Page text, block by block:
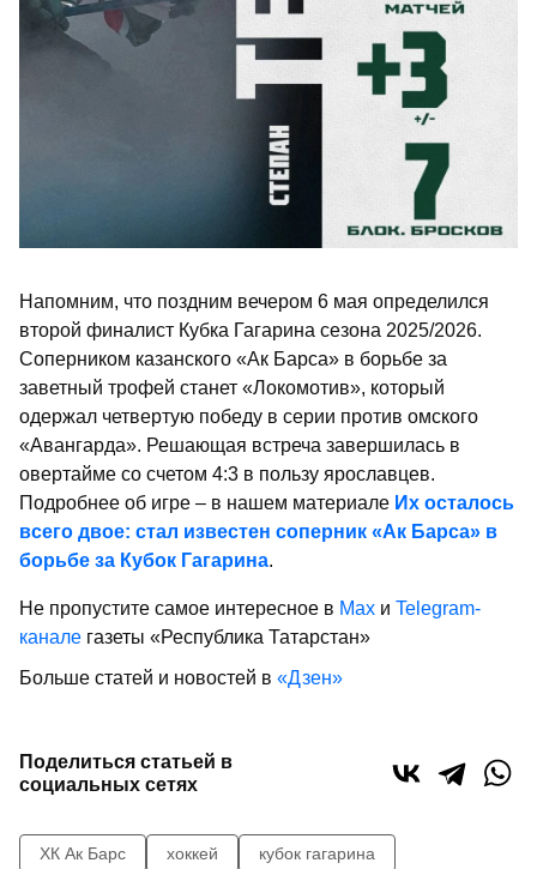
Напомним, что поздним вечером 6 мая определился
второй финалист Кубка Гагарина сезона 2025/2026.
Соперником казанского «Ак Барса» в борьбе за
заветный трофей станет «Локомотив», который
одержал четвертую победу в серии против омского
«Авангарда». Решающая встреча завершилась в
овертайме со счетом 4:3 в пользу ярославцев.
Подробнее об игре – в нашем материале Их осталось
всего двое: стал известен соперник «Ак Барса» в
борьбе за Кубок Гагарина.
Не пропустите самое интересное в Max и Telegram-
канале газеты «Республика Татарстан»
Больше статей и новостей в «Дзен»
Поделиться статьей в
социальных сетях
ХК Ак Барс хоккей
кубок гагарина